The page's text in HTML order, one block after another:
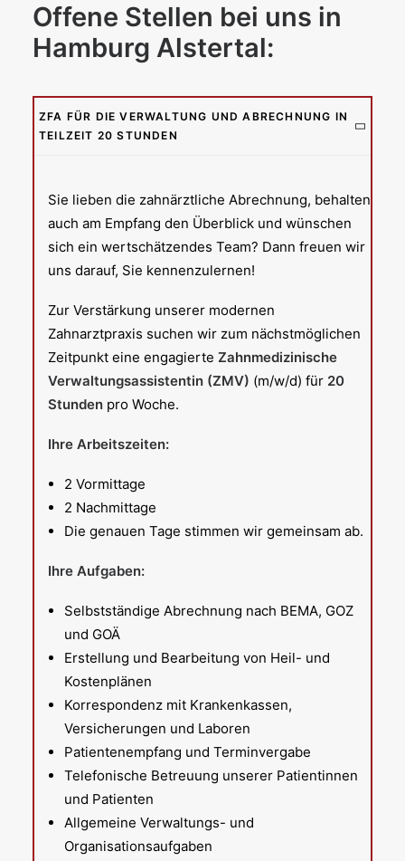
Offene Stellen bei uns in
Hamburg Alstertal:
ZFA FÜR DIE VERWALTUNG UND ABRECHNUNG IN
TEILZEIT 20 STUNDEN
Sie lieben die zahnärztliche Abrechnung, behalten
auch am Empfang den Überblick und wünschen
sich ein wertschätzendes Team? Dann freuen wir
uns darauf, Sie kennenzulernen!
Zur Verstärkung unserer modernen
Zahnarztpraxis suchen wir zum nächstmöglichen
Zeitpunkt eine engagierte Zahnmedizinische
Verwaltungsassistentin (ZMV) (m/w/d) für 20
Stunden pro Woche.
Ihre Arbeitszeiten:
2 Vormittage
2 Nachmittage
Die genauen Tage stimmen wir gemeinsam ab.
Ihre Aufgaben:
Selbstständige Abrechnung nach BEMA, GOZ
und GOÄ
Erstellung und Bearbeitung von Heil- und
Kostenplänen
Korrespondenz mit Krankenkassen,
Versicherungen und Laboren
Patientenempfang und Terminvergabe
Telefonische Betreuung unserer Patientinnen
und Patienten
Allgemeine Verwaltungs- und
Organisationsaufgaben